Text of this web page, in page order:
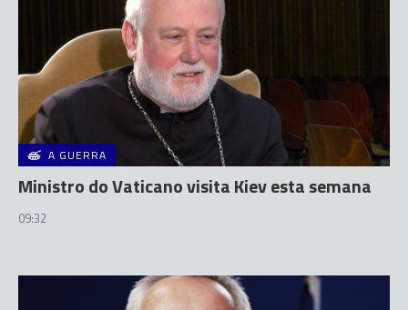
A GUERRA
Ministro do Vaticano visita Kiev esta semana
09:32